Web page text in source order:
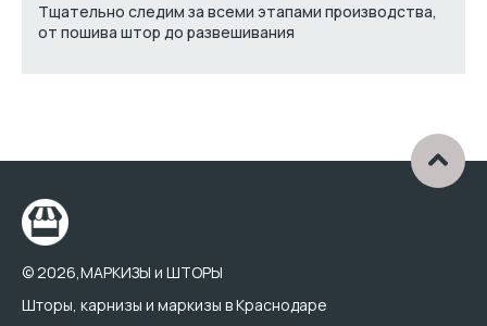
Тщательно следим за всеми этапами производства,
от пошива штор до развешивания
© 2026,МАРКИЗЫ и ШТОРЫ
Шторы, карнизы и маркизы в Краснодаре